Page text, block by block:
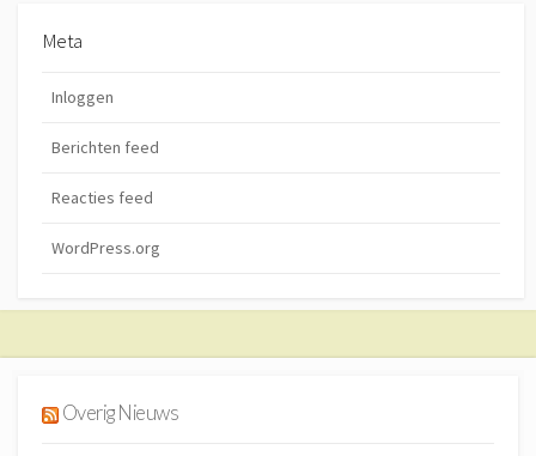
Meta
Inloggen
Berichten feed
Reacties feed
WordPress.org
Overig Nieuws